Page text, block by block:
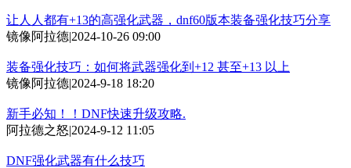
让人人都有+13的高强化武器，dnf60版本装备强化技巧分享
镜像阿拉德|2024-10-26 09:00
装备强化技巧：如何将武器强化到+12 甚至+13 以上
镜像阿拉德|2024-9-18 18:20
新手必知！！DNF快速升级攻略.
阿拉德之怒|2024-9-12 11:05
DNF强化武器有什么技巧